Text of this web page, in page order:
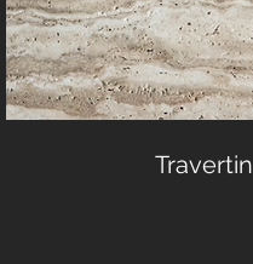
Travertin